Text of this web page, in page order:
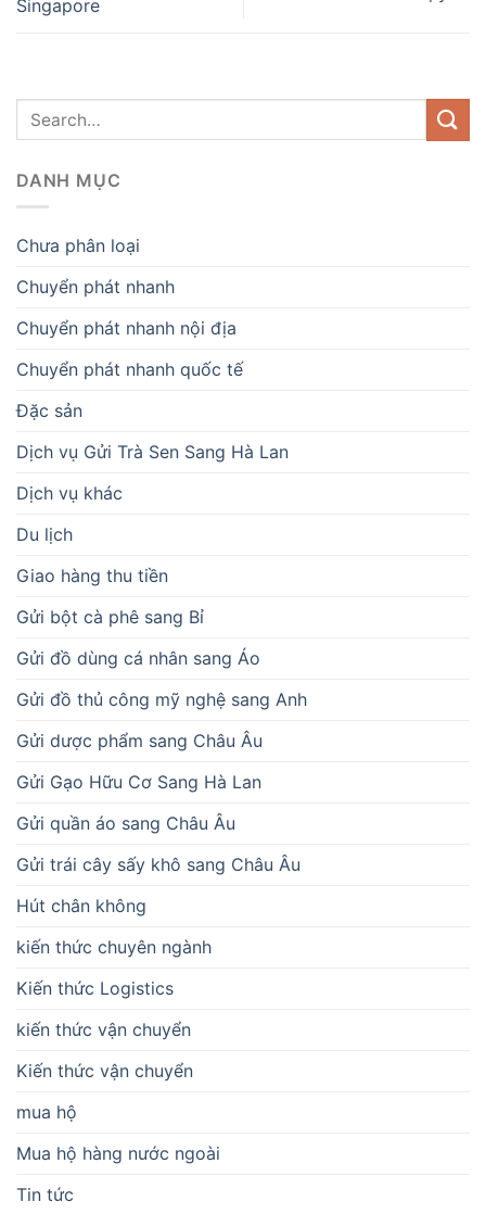
Singapore
DANH MỤC
Chưa phân loại
Chuyển phát nhanh
Chuyển phát nhanh nội địa
Chuyển phát nhanh quốc tế
Đặc sản
Dịch vụ Gửi Trà Sen Sang Hà Lan
Dịch vụ khác
Du lịch
Giao hàng thu tiền
Gửi bột cà phê sang Bỉ
Gửi đồ dùng cá nhân sang Áo
Gửi đồ thủ công mỹ nghệ sang Anh
Gửi dược phẩm sang Châu Âu
Gửi Gạo Hữu Cơ Sang Hà Lan
Gửi quần áo sang Châu Âu
Gửi trái cây sấy khô sang Châu Âu
Hút chân không
kiến thức chuyên ngành
Kiến thức Logistics
kiến thức vận chuyển
Kiến thức vận chuyển
mua hộ
Mua hộ hàng nước ngoài
Tin tức